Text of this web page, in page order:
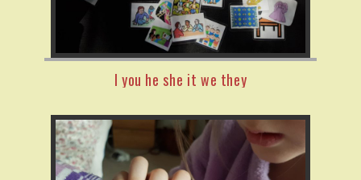
I you he she it we they